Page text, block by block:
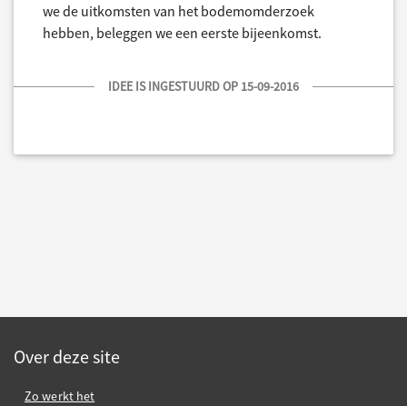
we de uitkomsten van het bodemomderzoek
hebben, beleggen we een eerste bijeenkomst.
IDEE IS INGESTUURD OP 15-09-2016
Over deze site
Zo werkt het